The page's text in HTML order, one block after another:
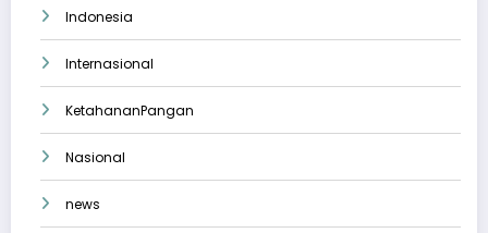
Indonesia
Internasional
KetahananPangan
Nasional
news